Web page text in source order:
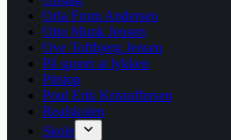
Orla From Andersen
Otto Munk Jensen
Ove Toftbjerg Jensen
På sporet at lykken
Pitstop
Poul Erik Kristoffersen
Realskolen
Skole